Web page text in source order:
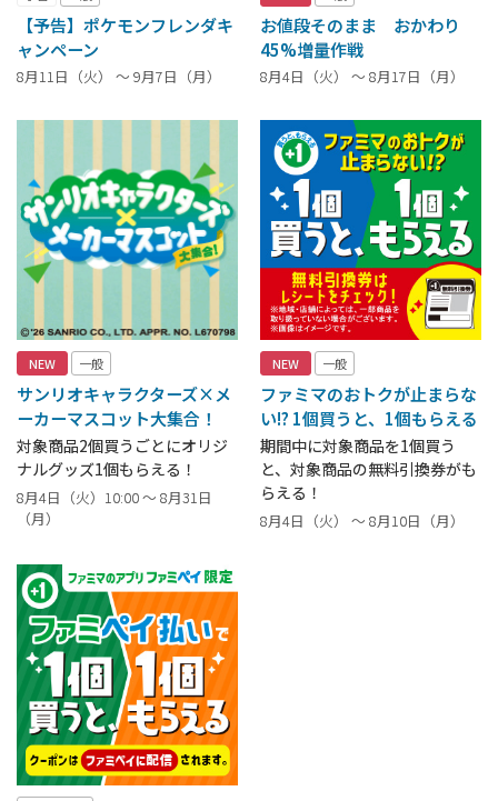
【予告】ポケモンフレンダキ
ャンペーン
8月11日（火） ～ 9月7日（月）
お値段そのまま おかわり
45%増量作戦
8月4日（火） ～ 8月17日（月）
NEW 一般
サンリオキャラクターズ×メ
ーカーマスコット大集合！
対象商品2個買うごとにオリジ
ナルグッズ1個もらえる！
8月4日（火）10:00 ～ 8月31日
（月）
NEW 一般
ファミマのおトクが止まらな
い!? 1個買うと、1個もらえる
期間中に対象商品を1個買う
と、対象商品の無料引換券がも
らえる！
8月4日（火） ～ 8月10日（月）